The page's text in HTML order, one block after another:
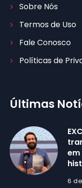
Sobre Nós
Termos de Uso
Fale Conosco
Políticas de
Últimas
6